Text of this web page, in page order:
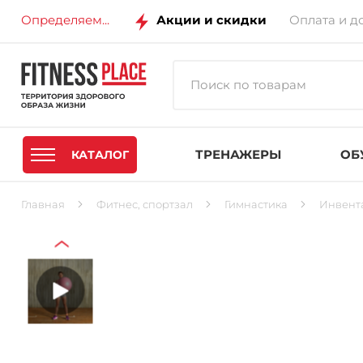
Определяем... Акции и скидки Оплата и
КАТАЛОГ ТРЕНАЖЕРЫ
Главная Фитнес, спортзал Гимнастика
‹